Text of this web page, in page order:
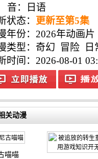
：日语
状态：
更新至第5集
年份： 2026年动画片
类型： 奇幻 冒险
日
时间：2026-08-01
关动漫
喵喵